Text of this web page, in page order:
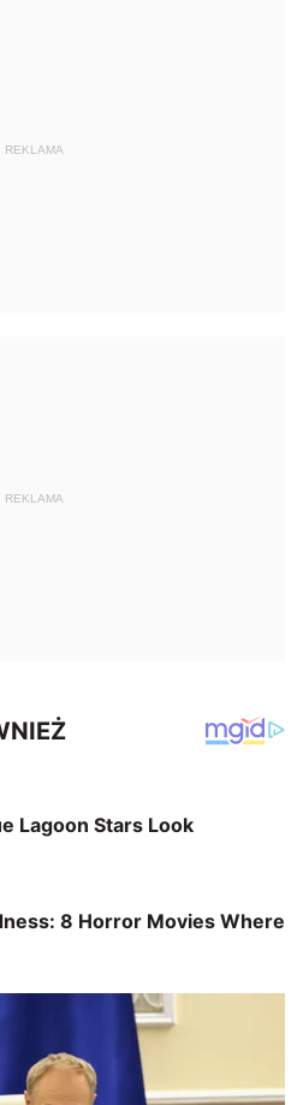
REKLAMA
REKLAMA